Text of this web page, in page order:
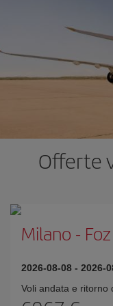
Offerte
Milano -
2026-08-08 - 2026-
Voli andata e ritorno